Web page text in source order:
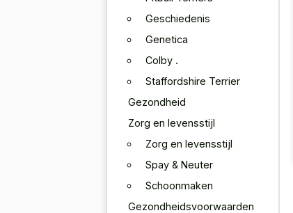
Geschiedenis
Genetica
Colby .
Staffordshire Terrier
Gezondheid
Zorg en levensstijl
Zorg en levensstijl
Spay & Neuter
Schoonmaken
Gezondheidsvoorwaarden